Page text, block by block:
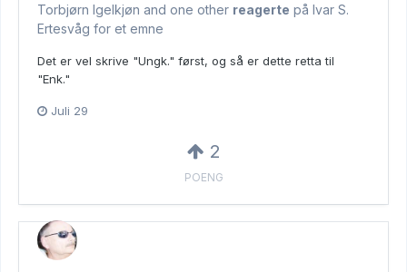
Torbjørn Igelkjøn and one other reagerte på Ivar S.
Ertesvåg for et emne
Det er vel skrive "Ungk." først, og så er dette retta til
"Enk."
Juli 29
2
POENG